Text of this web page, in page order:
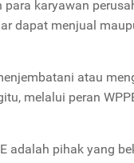
karyawan
dapat menjual
atau
melalui peran
adalah pihak yang